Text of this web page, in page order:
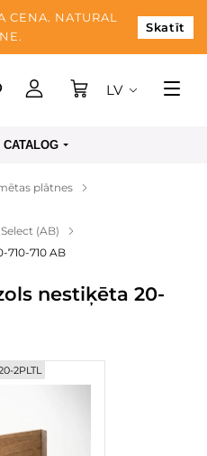
CENA. NATURAL
Skatīt
LV
CATALOG
plātnes
(AB)
710-710 AB
nestiķēta 20-
2PLTL